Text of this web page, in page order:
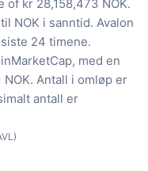
of kr 28,158,473 NOK.
NOK i sanntid. Avalon
siste 24 timene.
med en
Antall i omløp er
antall er